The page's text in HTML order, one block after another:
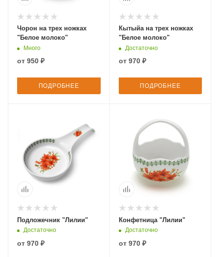
Чорон на трех ножках
"Белое молоко"
Много
от 950 ₽
ПОДРОБНЕЕ
Кытыйа на трех ножках
"Белое молоко"
Достаточно
от 970 ₽
ПОДРОБНЕЕ
Подложечник "Лилии"
Достаточно
от 970 ₽
Конфетница "Лилии"
Достаточно
от 970 ₽